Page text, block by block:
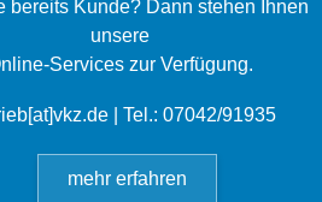
bereits Kunde? Dann stehen Ihnen
unsere
Services zur Verfügung.
| Tel.: 07042/91935
mehr erfahren